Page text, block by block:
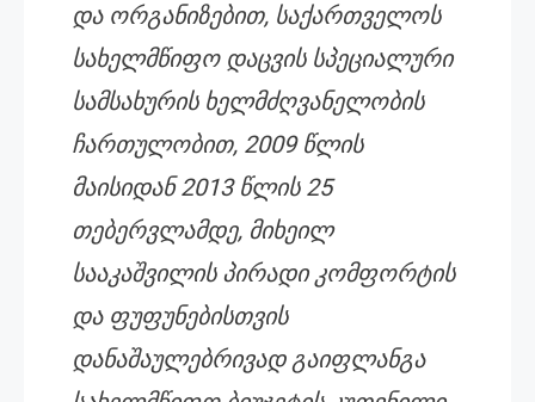
და ორგანიზებით, საქართველოს
სახელმწიფო დაცვის სპეციალური
სამსახურის ხელმძღვანელობის
ჩართულობით, 2009 წლის
მაისიდან 2013 წლის 25
თებერვლამდე, მიხეილ
სააკაშვილის პირადი კომფორტის
და ფუფუნებისთვის
დანაშაულებრივად გაიფლანგა